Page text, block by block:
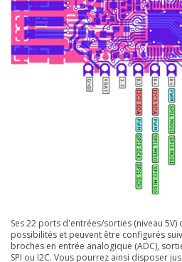
Ses 22 ports d'entrées/sorties (niveau
possibilités et peuvent être configurés
broches en entrée analogique (ADC),
SPI ou I2C. Vous pourrez ainsi disposer